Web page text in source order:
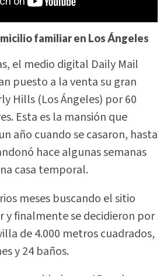
familiar en Los Ángeles
el medio digital Daily Mail
puesto a la venta su gran
Hills (Los Ángeles) por 60
Esta es la mansión que
año cuando se casaron, hasta
hace algunas semanas
casa temporal.
meses buscando el sitio
y finalmente se decidieron por
de 4.000 metros cuadrados,
y 24 baños.